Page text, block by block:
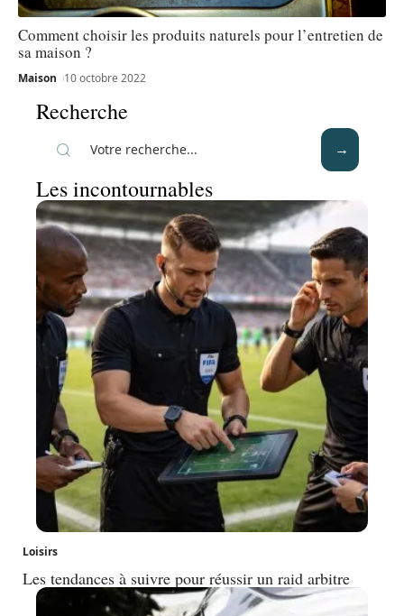
Comment choisir les produits naturels pour l’entretien de
sa maison ?
Maison 10 octobre 2022
Recherche
Les incontournables
Loisirs
Les tendances à suivre pour réussir un raid arbitre